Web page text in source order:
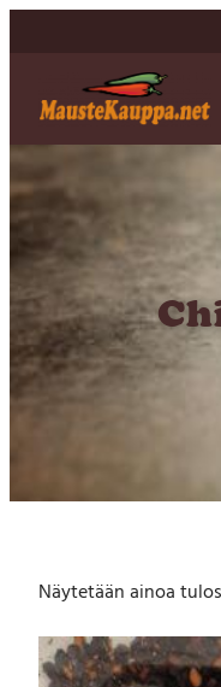
Näytetään ainoa tulos